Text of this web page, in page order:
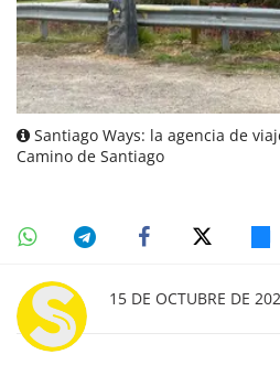
Santiago Ways: la agencia de
Camino de Santiago
15 DE OCTUBRE DE